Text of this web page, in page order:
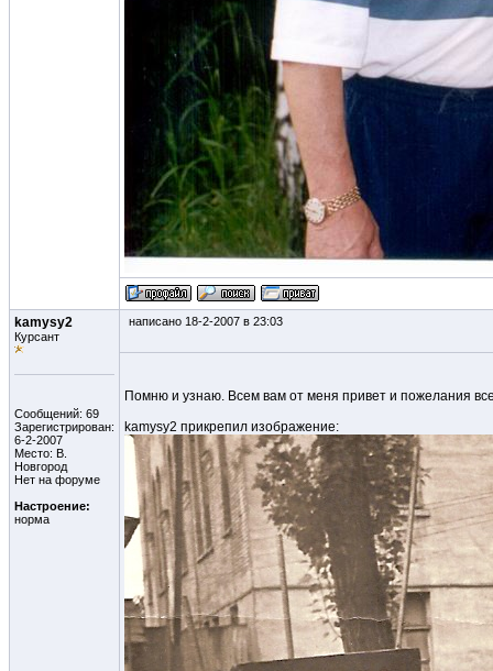
kamysy2
Курсант
Сообщений: 69
Зарегистрирован:
6-2-2007
Место: В.
Новгород
Нет на форуме
Настроение:
норма
написано 18-2-2007 в 23:03
Помню и узнаю. Всем вам от меня привет и пожелания
kamysy2 прикрепил изображение: